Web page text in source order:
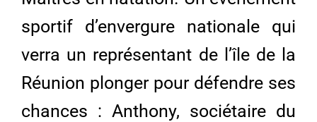
sportif d’envergure nationale qui
verra un représentant de l’île de la
Réunion plonger pour défendre ses
chances : Anthony, sociétaire du